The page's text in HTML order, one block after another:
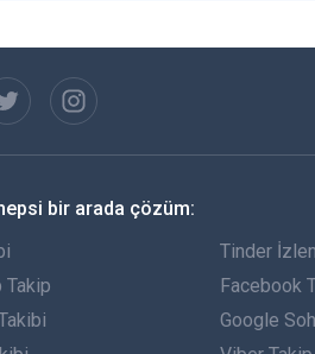
bir arada çözüm:
Takip
Tinder
Facebook
Google